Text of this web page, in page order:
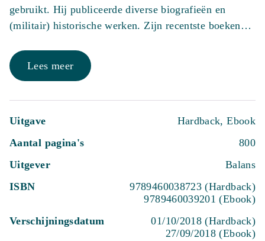
gebruikt. Hij publiceerde diverse biografieën en
(militair) historische werken. Zijn recentste boeken…
Lees meer
Uitgave
Hardback, Ebook
Aantal pagina's
800
Uitgever
Balans
ISBN
9789460038723 (Hardback)
9789460039201 (Ebook)
Verschijningsdatum
01/10/2018 (Hardback)
27/09/2018 (Ebook)